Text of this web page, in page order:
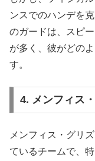
ンスでのハンデを
のガードは、スピ
が多く、彼がどの
す。
4. メンフィス
メンフィス・グリ
ているチームで、